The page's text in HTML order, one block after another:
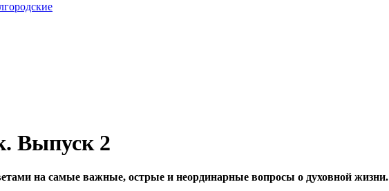
Выпуск 2
на самые важные, острые и неординарные вопросы о духовной жизни.